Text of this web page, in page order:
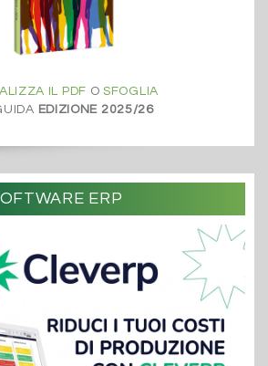
IL PDF OSFOGLIA
EDIZIONE 2025/26
ERP